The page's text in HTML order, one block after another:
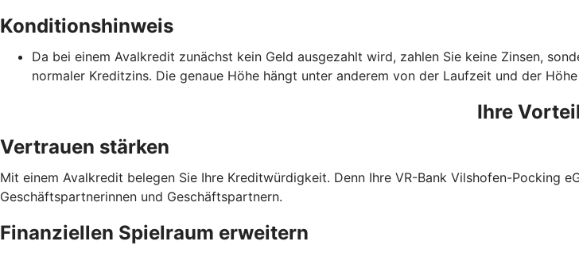
Konditionshinweis
Da bei einem Avalkredit zunächst kein Geld ausgezahlt wird, zahlen Sie keine Zinsen,
normaler Kreditzins. Die genaue Höhe hängt unter anderem von der Laufzeit und der
Ihre
Vertrauen stärken
Mit einem Avalkredit belegen Sie Ihre Kreditwürdigkeit. Denn Ihre VR-Bank Vilshofen-Pocking
Geschäftspartnerinnen und Geschäftspartnern.
Finanziellen Spielraum erweitern